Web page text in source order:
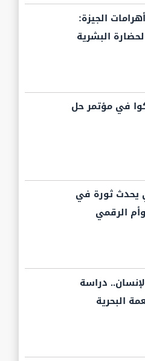
الجيزة:
البشرية
في مؤتمر حل
يحدث ثورة في
الرقمي
دراسة
البحرية